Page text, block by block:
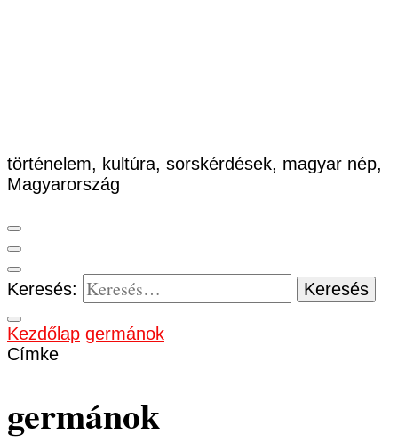
történelem, kultúra, sorskérdések, magyar nép,
Magyarország
Keresés:
Kezdőlap germánok
Címke
germánok